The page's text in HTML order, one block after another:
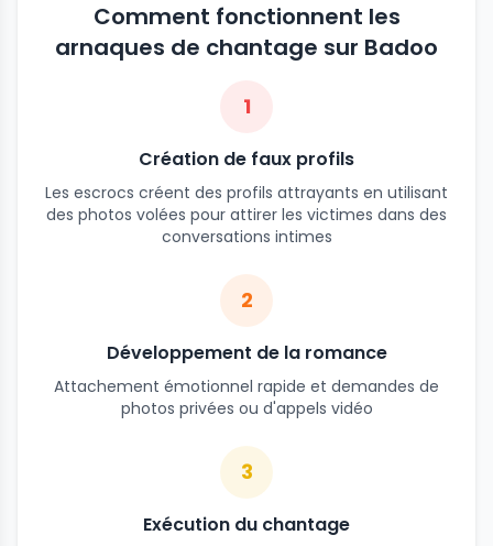
Comment fonctionnent les
arnaques de chantage sur Badoo
1
Création de faux profils
Les escrocs créent des profils attrayants en utilisant
des photos volées pour attirer les victimes dans des
conversations intimes
2
Développement de la romance
Attachement émotionnel rapide et demandes de
photos privées ou d'appels vidéo
3
Exécution du chantage